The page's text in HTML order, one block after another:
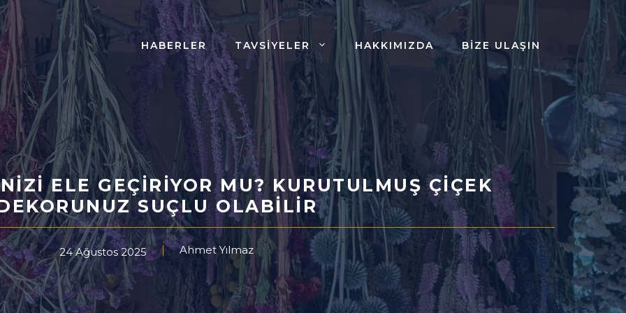
HABERLER TAVSIYELER HAKKIMIZDA BIZE ULAŞIN
ELE GEÇIRIYOR MU? KURUTULMUŞ ÇIÇEK
SUÇLU OLABILIR
24 Ağustos 2025 Ahmet Yılmaz